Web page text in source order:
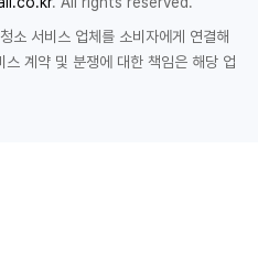
소 서비스 업체를 소비자에게 연결해
계약 및 분쟁에 대한 책임은 해당 업